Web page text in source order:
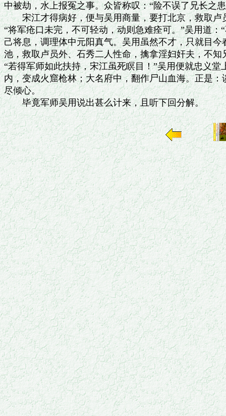
中被劫，水上报冤之事。众皆称叹：“险不误了兄长之
宋江才得病好，便与吴用商量，要打北京，救取卢
“将军疮口未完，不可轻动，动则急难痊可。”吴用道：
己将息，调理体中元阳真气。吴用虽然不才，只就目
池，救取卢员外、石秀二人性命，擒拿淫妇奸夫，不知
“若得军师如此扶持，宋江虽死瞑目！”吴用便就忠义堂
内，变成火窟枪林；大名府中，翻作尸山血海。正是
尽倾心。